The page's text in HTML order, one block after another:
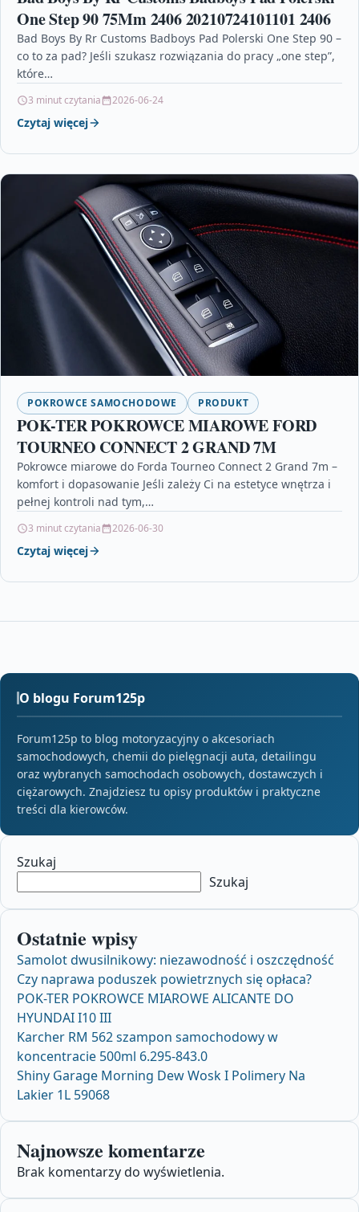
One Step 90 75Mm 2406 20210724101101 2406
Bad Boys By Rr Customs Badboys Pad Polerski One Step 90 –
co to za pad? Jeśli szukasz rozwiązania do pracy „one step”,
które…
3 minut czytania 2026-06-24
Czytaj więcej
POKROWCE SAMOCHODOWE PRODUKT
POK-TER POKROWCE MIAROWE FORD
TOURNEO CONNECT 2 GRAND 7M
Pokrowce miarowe do Forda Tourneo Connect 2 Grand 7m –
komfort i dopasowanie Jeśli zależy Ci na estetyce wnętrza i
pełnej kontroli nad tym,…
3 minut czytania 2026-06-30
Czytaj więcej
O blogu Forum125p
Forum125p to blog motoryzacyjny o akcesoriach
samochodowych, chemii do pielęgnacji auta, detailingu
oraz wybranych samochodach osobowych, dostawczych i
ciężarowych. Znajdziesz tu opisy produktów i praktyczne
treści dla kierowców.
Szukaj
Szukaj
Ostatnie wpisy
Samolot dwusilnikowy: niezawodność i oszczędność
Czy naprawa poduszek powietrznych się opłaca?
POK-TER POKROWCE MIAROWE ALICANTE DO
HYUNDAI I10 III
Karcher RM 562 szampon samochodowy w
koncentracie 500ml 6.295-843.0
Shiny Garage Morning Dew Wosk I Polimery Na
Lakier 1L 59068
Najnowsze komentarze
Brak komentarzy do wyświetlenia.